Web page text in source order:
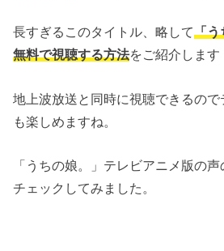
長すぎるこのタイトル、略して「う
無料で視聴する方法をご紹介します
地上波放送と同時に視聴できるの
も楽しめますね。
「うちの娘。」テレビアニメ版の
チェックしてみました。